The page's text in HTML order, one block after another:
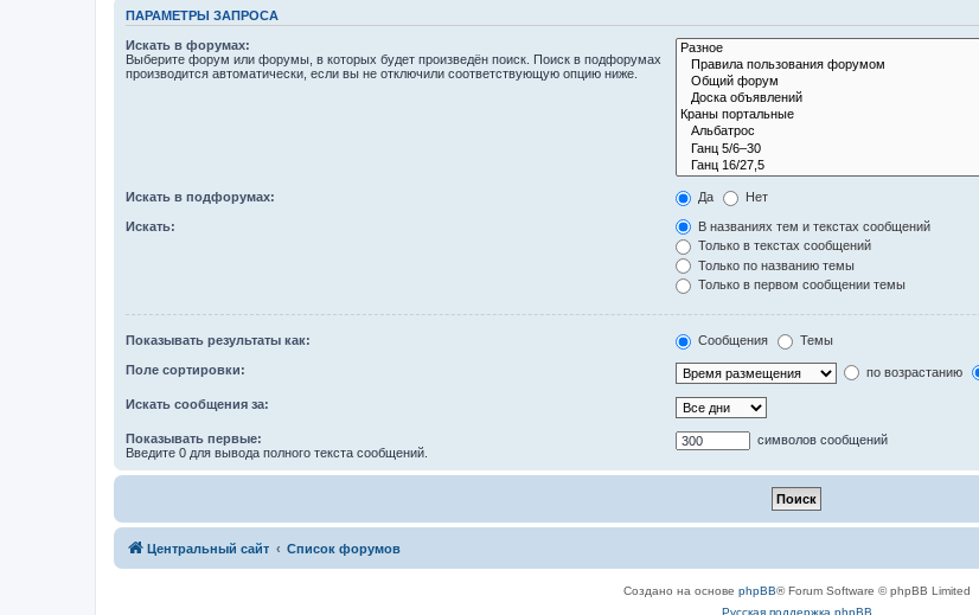
ПАРАМЕТРЫ ЗАПРОСА
Искать в форумах:
Выберите форум или форумы, в которых будет произведён поиск. Поиск в подфорумах
производится автоматически, если вы не отключили соответствующую опцию ниже.
Искать в подфорумах: Да Нет
Искать:
В названиях тем и текстах сообщений
Только в текстах сообщений
Только по названию темы
Только в первом сообщении темы
Показывать результаты как: Сообщения Темы
Поле сортировки: по возрастанию
Искать сообщения за:
Показывать первые:
Введите 0 для вывода полного текста сообщений.
символов сообщений
Центральный сайт Список форумов
Создано на основе phpBB® Forum Software © phpBB Limited
Русская поддержка phpBB